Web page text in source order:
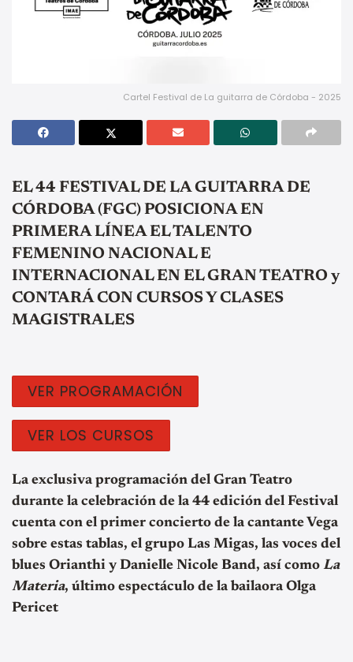
Cartel Festival de La guitarra de Córdoba - 2025
EL 44 FESTIVAL DE LA GUITARRA DE
CÓRDOBA (FGC) POSICIONA EN
PRIMERA LÍNEA EL TALENTO
FEMENINO NACIONAL E
INTERNACIONAL EN EL GRAN TEATRO y
CONTARÁ CON CURSOS Y CLASES
MAGISTRALES
VER PROGRAMACIÓN
VER LOS CURSOS
La exclusiva programación del Gran Teatro
durante la celebración de la 44 edición del Festival
cuenta con el primer concierto de la cantante Vega
sobre estas tablas, el grupo Las Migas, las voces del
blues Orianthi y Danielle Nicole Band, así como La
Materia, último espectáculo de la bailaora Olga
Pericet